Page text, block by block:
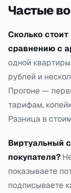
Частые
Сколько
сравнению с
одной
рублей и
Прогоне —
тарифам,
Разница в
Виртуальный
покупателя?
показываете
подписываете